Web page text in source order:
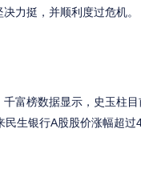
力挺，并顺利度过危机。
榜数据显示，史玉柱目
生银行A股股价涨幅超过